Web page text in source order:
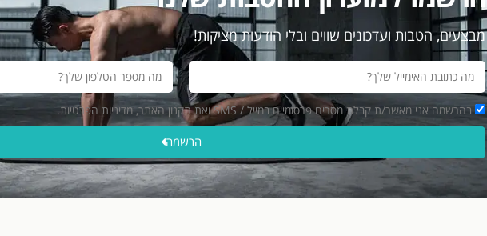
מבצעים, הטבות ועדכונים שווים ובלי הודעות מציקות!
בהרשמה אני מאשר/ת קבלת מסרים פרסומיים במייל / SMS ואת תקנון האתר, מדיניות הפרטיות.
הרשמה